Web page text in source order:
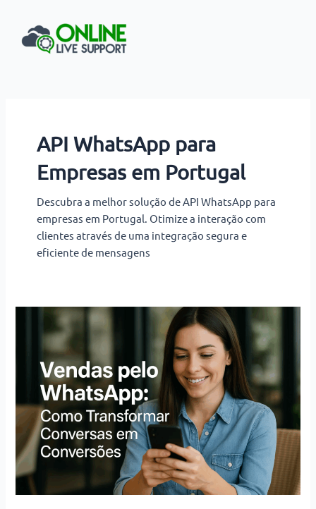
API WhatsApp para
Empresas em Portugal
Descubra a melhor solução de API WhatsApp para
empresas em Portugal. Otimize a interação com
clientes através de uma integração segura e
eficiente de mensagens
WhatsApp:
Como
Transformar
Conversas
Conversões